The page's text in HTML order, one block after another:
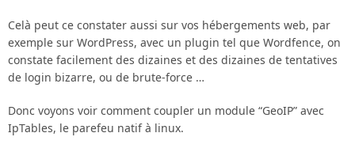
Celà peut ce constater aussi sur vos hébergements web, par
exemple sur WordPress, avec un plugin tel que Wordfence, on
constate facilement des dizaines et des dizaines de tentatives
de login bizarre, ou de brute-force …
Donc voyons voir comment coupler un module “GeoIP” avec
IpTables, le parefeu natif à linux.